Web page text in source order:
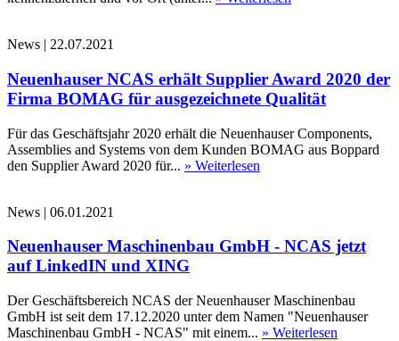
News | 22.07.2021
Neuenhauser NCAS erhält Supplier Award 2020 der
Firma BOMAG für ausgezeichnete Qualität
Für das Geschäftsjahr 2020 erhält die Neuenhauser Components,
Assemblies and Systems von dem Kunden BOMAG aus Boppard
den Supplier Award 2020 für... » Weiterlesen
News | 06.01.2021
Neuenhauser Maschinenbau GmbH - NCAS jetzt
auf LinkedIN und XING
Der Geschäftsbereich NCAS der Neuenhauser Maschinenbau
GmbH ist seit dem 17.12.2020 unter dem Namen "Neuenhauser
Maschinenbau GmbH - NCAS" mit einem... » Weiterlesen